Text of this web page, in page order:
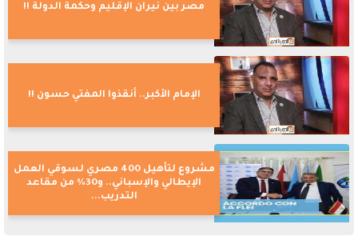
مصر بين نيران الإقليم وحكمة الدولة !!
الإمام الأكبر.. أنقذوا المفتي حسون !!
مشروع لتأهيل 400 مصري لسوقي العمل
الإيطالي والإسباني.. و30% من مقاعد
التدريب...